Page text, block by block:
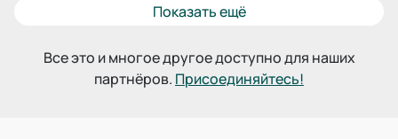
Показать ещё
Все это и многое другое доступно для наших
партнёров. Присоединяйтесь!